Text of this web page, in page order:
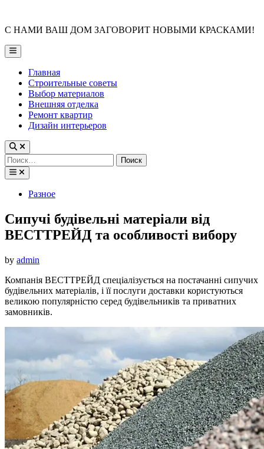
content
С НАМИ ВАШ ДОМ ЗАГОВОРИТ НОВЫМИ КРАСКАМИ!
Main
Menu
Главная
Строительные советы
Выбор материалов
Внешняя отделка
Ремонт квартир
Дизайн интерьеров
Найти:
PostedРазное
Сипучі будівельні матеріали від
ВЕСТТРЕЙД та особливості вибору
by admin
Компанія ВЕСТТРЕЙД спеціалізується на постачанні сипучих
будівельних матеріалів, і її послуги доставки користуються
великою популярністю серед будівельників та приватних
замовників.